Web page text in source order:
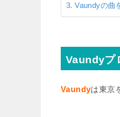
Vaundyの曲
Vaundyプ
Vaundyは東京